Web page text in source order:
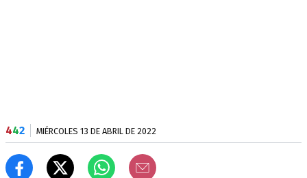
442 MIÉRCOLES 13 DE ABRIL DE 2022